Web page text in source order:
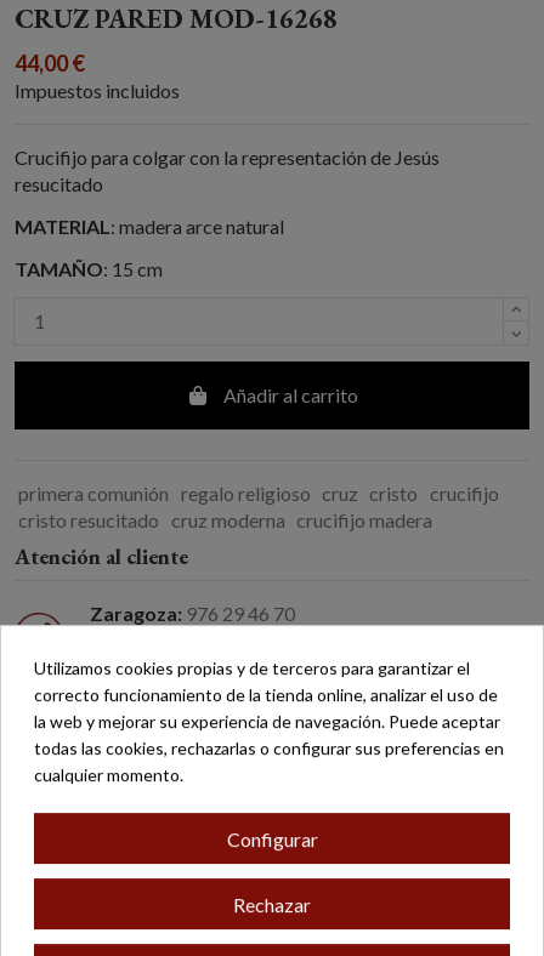
CRUZ PARED MOD-16268
44,00 €
Impuestos incluidos
Crucifijo para colgar con la representación de Jesús
resucitado
MATERIAL: madera arce natural
TAMAÑO: 15 cm
Añadir al carrito
primera comunión regalo religioso cruz cristo
crucifijo
cristo resucitado
cruz moderna crucifijo madera
Atención al cliente
Zaragoza: 976 29 46 70
Atención por correo electrónico
Devolución fácil
Envío gratuito a partir de 200 €*
Utilizamos cookies propias y de terceros para garantizar el
correcto funcionamiento de la tienda online, analizar el uso de
la web y mejorar su experiencia de navegación. Puede aceptar
todas las cookies, rechazarlas o configurar sus preferencias en
cualquier momento.
Configurar
Rechazar